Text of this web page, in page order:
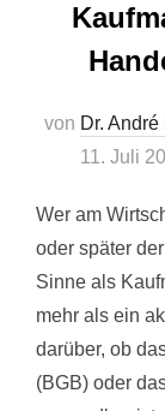
von Dr.
11. Juli
Wer am
oder später
Sinne als
mehr als ein
darüber, ob
(BGB) oder